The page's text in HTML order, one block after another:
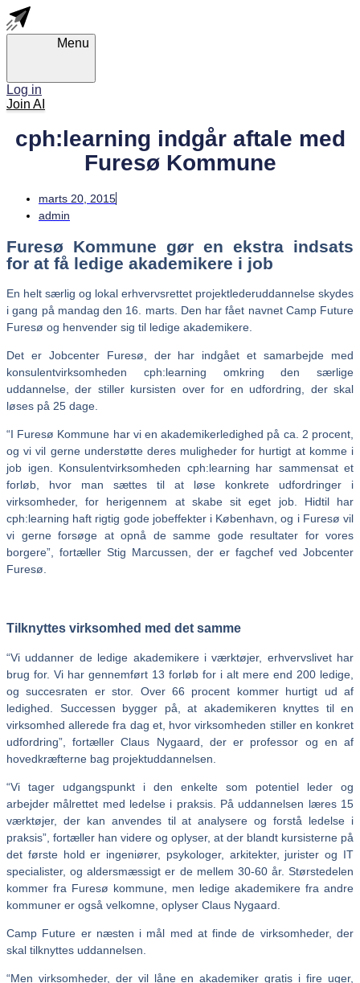
Skip
links
Skip
to
to
content
Menu
Log in
Join AI
cph:learning indgår aftale med
Furesø Kommune
marts 20, 2015
admin
Furesø Kommune gør en ekstra indsats
for at få ledige akademikere i job
En helt særlig og lokal erhvervsrettet projektlederuddannelse skydes
i gang på mandag den 16. marts. Den har fået navnet Camp Future
Furesø og henvender sig til ledige akademikere.
Det er Jobcenter Furesø, der har indgået et samarbejde med
konsulentvirksomheden cph:learning omkring den særlige
uddannelse, der stiller kursisten over for en udfordring, der skal
løses på 25 dage.
“I Furesø Kommune har vi en akademikerledighed på ca. 2 procent,
og vi vil gerne understøtte deres muligheder for hurtigt at komme i
job igen. Konsulentvirksomheden cph:learning har sammensat et
forløb, hvor man sættes til at løse konkrete udfordringer i
virksomheder, for herigennem at skabe sit eget job. Hidtil har
cph:learning haft rigtig gode jobeffekter i København, og i Furesø vil
vi gerne forsøge at opnå de samme gode resultater for vores
borgere”, fortæller Stig Marcussen, der er fagchef ved Jobcenter
Furesø.
Tilknyttes virksomhed med det samme
“Vi uddanner de ledige akademikere i værktøjer, erhvervslivet har
brug for. Vi har gennemført 13 forløb for i alt mere end 200 ledige,
og succesraten er stor. Over 66 procent kommer hurtigt ud af
ledighed. Successen bygger på, at akademikeren knyttes til en
virksomhed allerede fra dag et, hvor virksomheden stiller en konkret
udfordring”, fortæller Claus Nygaard, der er professor og en af
hovedkræfterne bag projektuddannelsen.
“Vi tager udgangspunkt i den enkelte som potentiel leder og
arbejder målrettet med ledelse i praksis. På uddannelsen læres 15
værktøjer, der kan anvendes til at analysere og forstå ledelse i
praksis”, fortæller han videre og oplyser, at der blandt kursisterne på
det første hold er ingeniører, psykologer, arkitekter, jurister og IT
specialister, og aldersmæssigt er de mellem 30-60 år. Størstedelen
kommer fra Furesø kommune, men ledige akademikere fra andre
kommuner er også velkomne, oplyser Claus Nygaard.
Camp Future er næsten i mål med at finde de virksomheder, der
skal tilknyttes uddannelsen.
“Men virksomheder, der vil låne en akademiker gratis i fire uger,